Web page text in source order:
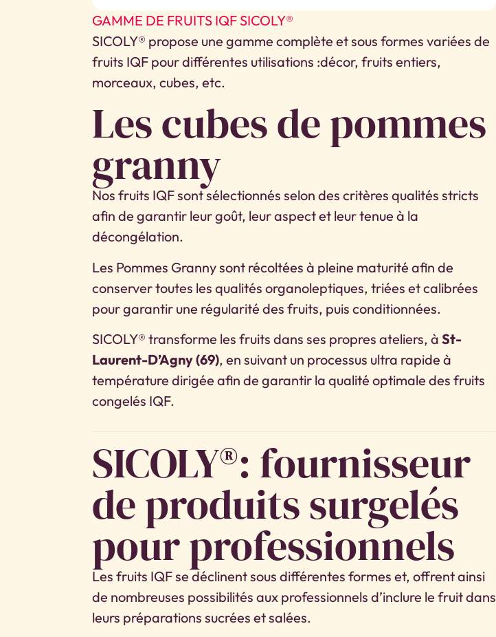
GAMME DE FRUITS IQF SICOLY®
SICOLY® propose une gamme complète et sous formes variées de
fruits IQF pour différentes utilisations :décor, fruits entiers,
morceaux, cubes, etc.
Les cubes de pommes
granny
Nos fruits IQF sont sélectionnés selon des critères qualités stricts
afin de garantir leur goût, leur aspect et leur tenue à la
décongélation.
Les Pommes Granny sont récoltées à pleine maturité afin de
conserver toutes les qualités organoleptiques, triées et calibrées
pour garantir une régularité des fruits, puis conditionnées.
SICOLY® transforme les fruits dans ses propres ateliers, àSt-
Laurent-D’Agny (69), en suivant un processus ultra rapide à
température dirigée afin de garantir la qualité optimale des fruits
congelés IQF.
SICOLY®: fournisseur
de produits surgelés
pour professionnels
Les fruits IQF se déclinent sous différentes formes et, offrent ainsi
de nombreuses possibilités aux professionnels d’inclure le fruit dans
leurs préparations sucrées et salées.